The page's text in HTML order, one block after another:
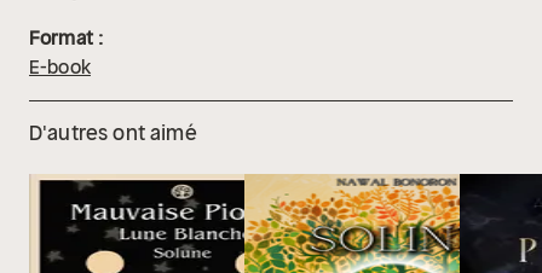
Format :
E-book
D'autres ont aimé